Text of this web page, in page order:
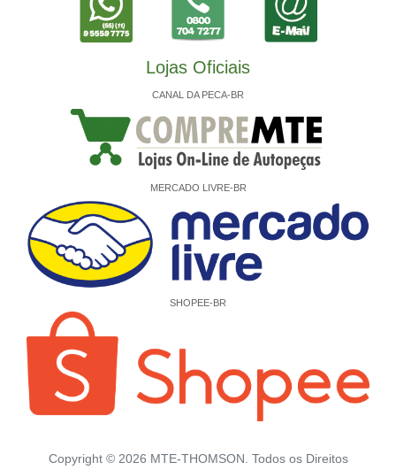
Lojas Oficiais
CANAL DA PECA-BR
MERCADO LIVRE-BR
SHOPEE-BR
Copyright © 2026 MTE-THOMSON. Todos os Direitos